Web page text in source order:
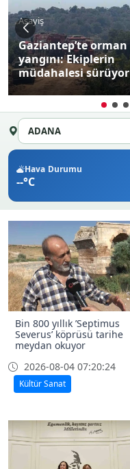
Asayiş
8 yıl önce işlenen
cinayette bozma
sonrası yeni gelişme
Hava Durumu
--°C
Bin 800 yıllık ’Septimus
Severus’ köprüsü tarihe
meydan okuyor
2026-08-04 07:20:24
Kültür Sanat